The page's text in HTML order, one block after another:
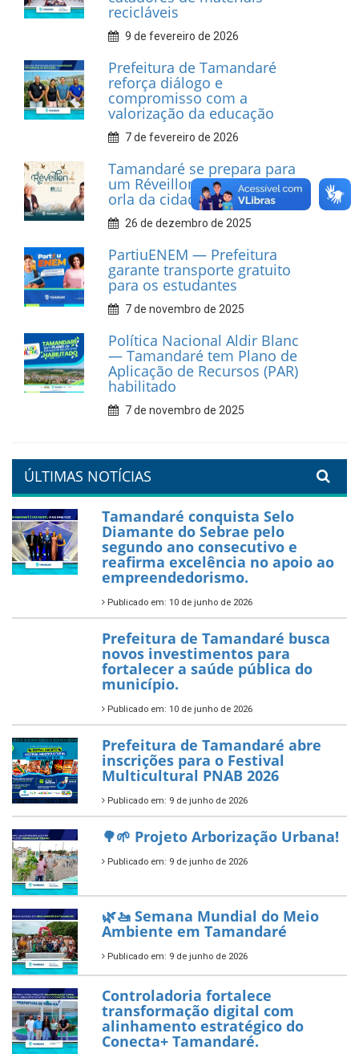
recicláveis
9 de fevereiro de 2026
Prefeitura de Tamandaré
reforça diálogo e
compromisso com a
valorização da educação
7 de fevereiro de 2026
Tamandaré se prepara para
um Réveillon inesquecível na
orla da cidade.
26 de dezembro de 2025
PartiuENEM — Prefeitura
garante transporte gratuito
para os estudantes
7 de novembro de 2025
Política Nacional Aldir Blanc
— Tamandaré tem Plano de
Aplicação de Recursos (PAR)
habilitado
7 de novembro de 2025
ÚLTIMAS NOTÍCIAS
Tamandaré conquista Selo
Diamante do Sebrae pelo
segundo ano consecutivo e
reafirma excelência no apoio ao
empreendedorismo.
Publicado em: 10 de junho de 2026
Prefeitura de Tamandaré busca
novos investimentos para
fortalecer a saúde pública do
município.
Publicado em: 10 de junho de 2026
Prefeitura de Tamandaré abre
inscrições para o Festival
Multicultural PNAB 2026
Publicado em: 9 de junho de 2026
🌳🌱 Projeto Arborização Urbana!
Publicado em: 9 de junho de 2026
🌿🚤 Semana Mundial do Meio
Ambiente em Tamandaré
Publicado em: 9 de junho de 2026
Controladoria fortalece
transformação digital com
alinhamento estratégico do
Conecta+ Tamandaré.